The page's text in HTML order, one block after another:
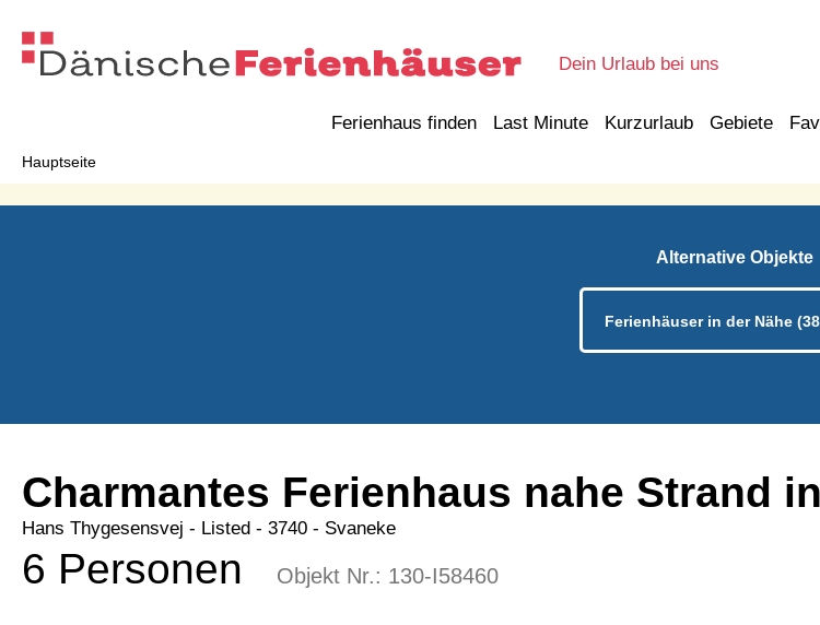
Dein Urlaub bei uns
Ferienhaus finden Last Minute Kurzurlaub Gebiete
Hauptseite
Alternative Objekte
Ferienhäuser in der Nähe
Charmantes Ferienhaus nahe Strand
Hans Thygesensvej - Listed - 3740 - Svaneke
6 Personen Objekt Nr.: 130-I58460